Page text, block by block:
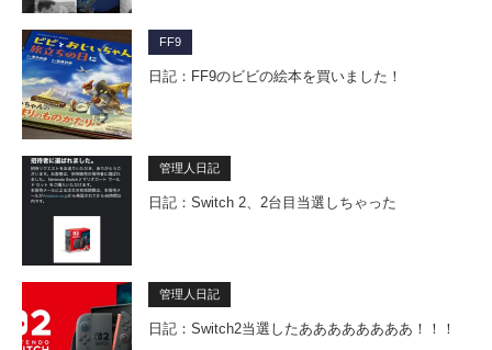
FF9
日記：FF9のビビの絵本を買いました！
管理人日記
日記：Switch 2、2台目当選しちゃった
管理人日記
日記：Switch2当選したああああああああ！！！